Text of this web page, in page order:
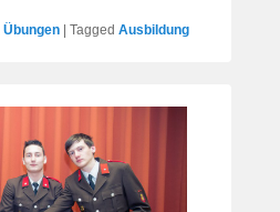
Übungen | Tagged Ausbildung